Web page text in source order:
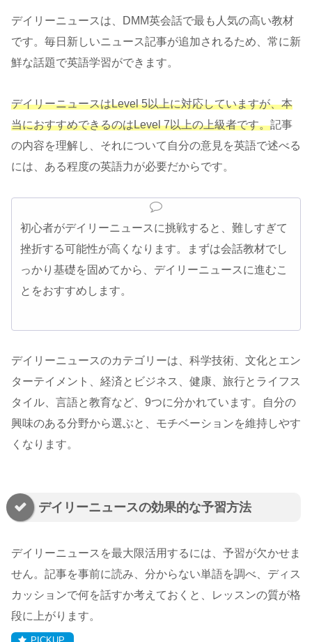
デイリーニュースは、DMM英会話で最も人気の高い教材
です。毎日新しいニュース記事が追加されるため、常に新
鮮な話題で英語学習ができます。
デイリーニュースはLevel 5以上に対応していますが、本
当におすすめできるのはLevel 7以上の上級者です。記事
の内容を理解し、それについて自分の意見を英語で述べる
には、ある程度の英語力が必要だからです。
初心者がデイリーニュースに挑戦すると、難しすぎて
挫折する可能性が高くなります。まずは会話教材でし
っかり基礎を固めてから、デイリーニュースに進むこ
とをおすすめします。
デイリーニュースのカテゴリーは、科学技術、文化とエン
ターテイメント、経済とビジネス、健康、旅行とライフス
タイル、言語と教育など、9つに分かれています。自分の
興味のある分野から選ぶと、モチベーションを維持しやす
くなります。
デイリーニュースの効果的な予習方法
デイリーニュースを最大限活用するには、予習が欠かせま
せん。記事を事前に読み、分からない単語を調べ、ディス
カッションで何を話すか考えておくと、レッスンの質が格
段に上がります。